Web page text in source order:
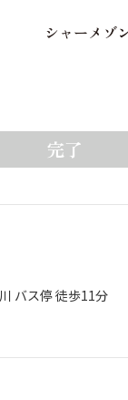
シ ャーメ ゾ
まで登録可能
完了
バス停 徒歩11分